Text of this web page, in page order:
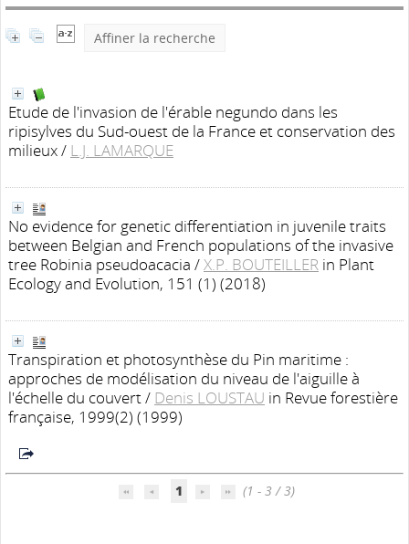
Affiner la recherche
Etude de l'invasion de l'érable negundo dans les
ripisylves du Sud-ouest de la France et conservation des
milieux/ L.J. LAMARQUE
No evidence for genetic differentiation in juvenile traits
between Belgian and French populations of the invasive
tree Robinia pseudoacacia /X.P. BOUTEILLER in Plant
Ecology and Evolution, 151 (1) (2018)
Transpiration et photosynthèse du Pin maritime :
approches de modélisation du niveau de l'aiguille à
l'échelle du couvert/ Denis LOUSTAU in Revue forestière
française, 1999(2) (1999)
1 (1 - 3 / 3)